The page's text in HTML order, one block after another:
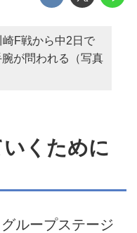
崎F戦から中2日で
が問われる（写真
くために
ループステージ